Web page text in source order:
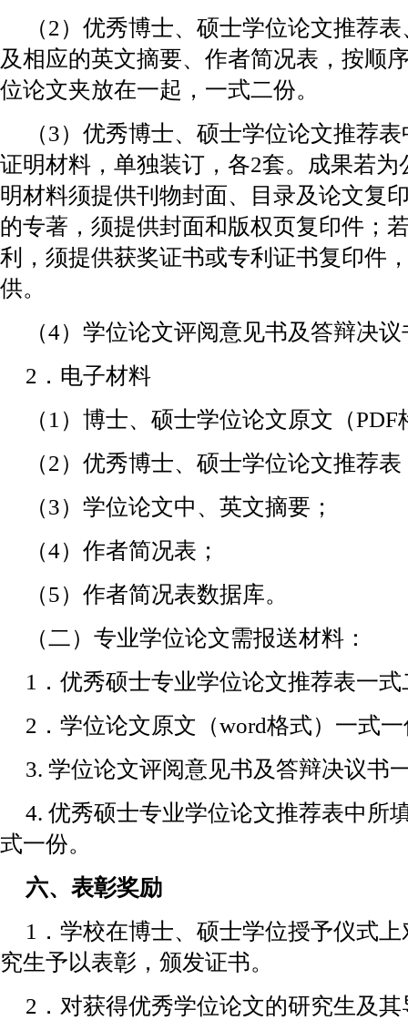
（2）优秀博士、硕士学位论文推荐
及相应的英文摘要、作者简况表，按顺
位论文夹放在一起，一式二份。
（3）优秀博士、硕士学位论文推荐
证明材料，单独装订，各2套。成果若
明材料须提供刊物封面、目录及论文复
的专著，须提供封面和版权页复印件；
利，须提供获奖证书或专利证书复印件
供。
（4）学位论文评阅意见书及答辩决
2．电子材料
（1）博士、硕士学位论文原文（PDF
（2）优秀博士、硕士学位论文推荐表
（3）学位论文中、英文摘要；
（4）作者简况表；
（5）作者简况表数据库。
（二）专业学位论文需报送材料：
1．优秀硕士专业学位论文推荐表一
2．学位论文原文（word格式）一式
3. 学位论文评阅意见书及答辩决议书
4. 优秀硕士专业学位论文推荐表中所
式一份。
六、表彰奖励
1．学校在博士、硕士学位授予仪式
究生予以表彰，颁发证书。
2．对获得优秀学位论文的研究生及